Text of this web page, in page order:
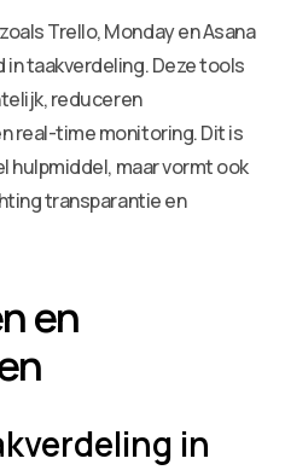
Trello, Monday en Asana
taakverdeling. Deze tools
reduceren
real-time monitoring. Dit is
hulpmiddel, maar vormt ook
transparantie en
en
in